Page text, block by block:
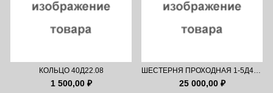
КОЛЬЦО 40Д22.08
1 500,00 ₽
ШЕСТЕРНЯ ПРОХОДНАЯ 1-5Д49.69.06-1
25 000,00 ₽